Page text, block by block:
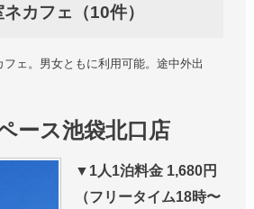
カフェ（10件）
ェ。男女ともに利用可能。途中外出
ース池袋北口店
▼1人1泊料金 1,680円
（フリータイム18時〜